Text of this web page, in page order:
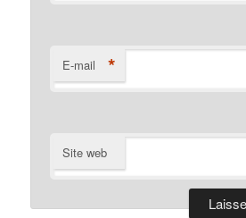
E-mail *
Site web